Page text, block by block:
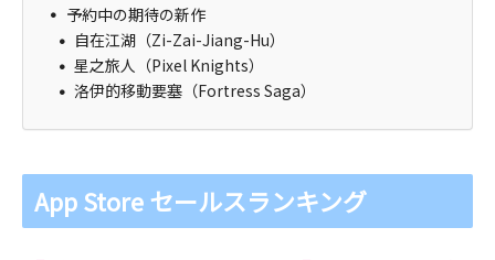
予約中の期待の新作
自在江湖（Zi-Zai-Jiang-Hu）
星之旅人（Pixel Knights）
洛伊的移動要塞（Fortress Saga）
App Store セールスランキング